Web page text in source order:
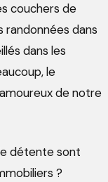
couchers de
randonnées dans
dans les
le
de notre
détente sont
?